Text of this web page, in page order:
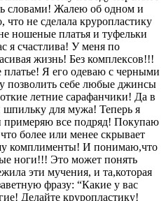
словами! Жалею об одном и
что не сделала круропластику
ношеные платья и туфельки
я счастлива! У меня по
жизнь! Без комплексов!!!
платье! Я его одеваю с черными
позволить себе любые джинсы
летние сарафанчики! Да в
для мужа! Теперь я
примеряю все подряд! Покупаю
более или менее скрывает
комплименты! И понимаю,что
ноги!!! Это может понять
эти мучения, и та,которая
фразу: “Какие у вас
Делайте круропластику!